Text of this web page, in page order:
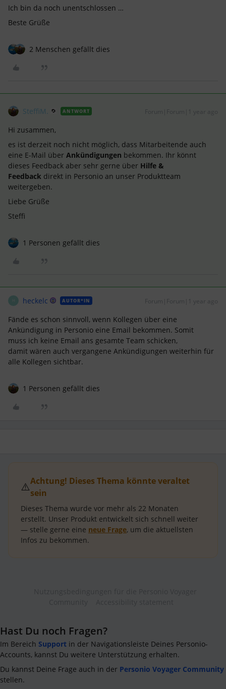
Ich bin da noch unentschlossen …
Beste Grüße
2 Menschen gefällt dies
SteffiM. ANTWORT
Hi zusammen,
es ist derzeit noch nicht möglich, dass Mitarbeitende auch
eine E-Mail über Ankündigungen bekommen. Ihr könnt
dieses Feedback aber sehr gerne über Hilfe &
Feedback direkt in Personio an unser Produktteam
weitergeben.
Liebe Grüße
Steffi
1 Personen gefällt dies
heckelc AUTOR*IN Forum|Forum|1 year ago
Fände es schon sinnvoll, wenn Kollegen über eine
Ankündigung in Personio eine Email bekommen. Somit
muss ich keine Email ans gesamte Team schicken,
damit wären auch vergangene Ankündigungen weiterhin für
alle Kollegen sichtbar.
1 Personen gefällt dies
⚠️Achtung! Dieses Thema könnte veraltet
sein
Dieses Thema wurde vor mehr als 22 Monaten
erstellt. Unser Produkt entwickelt sich schnell weiter
— stelle gerne eine neue Frage, um die aktuellsten
Infos zu bekommen.
Hast Du noch Fragen?
Im Bereich Support in der Navigationsleiste Deines Personio-
Accounts, kannst Du weitere Unterstützung erhalten.
Du kannst Deine Frage auch in der Personio Voyager Community
stellen.